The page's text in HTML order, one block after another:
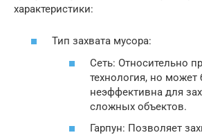
характеристики:
Тип захвата мусора:
Сеть: Относительно
технология, но может
неэффективна для
сложных объектов.
Гарпун: Позволяет